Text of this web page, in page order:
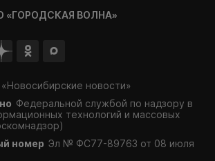
«ГОРОДСКАЯ ВОЛНА»
новости»
Федеральной службой по надзору в
технологий и массовых
номер Эл № ФС77-89763 от 08 июля